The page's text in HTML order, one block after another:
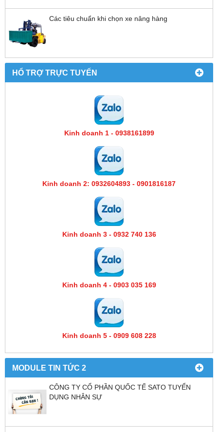
Các tiêu chuẩn khi chọn xe nâng hàng
HỔ TRỢ TRỰC TUYẾN
Kinh doanh 1 - 0938161899
Kinh doanh 2: 0932604893 - 0901816187
Kinh doanh 3 - 0932 740 136
Kinh doanh 4 - 0903 035 169
Kinh doanh 5 - 0909 608 228
MODULE TIN TỨC 2
CÔNG TY CỔ PHẦN QUỐC TẾ SATO TUYỂN
DỤNG NHÂN SỰ